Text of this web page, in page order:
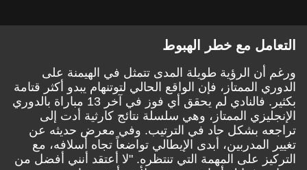
التعامل مع خطر الهبوط
ورغم أن الرؤية طويلة المدى تتمثل في الهيمنة على
الدوري الممتاز، فإن الواقع الحالي لتوتنهام يبدو أكثر قتامة
بكثير. فالنادي لم يحقق أي فوز في آخر 13 مباراة بالدوري
الإنجليزي الممتاز، وهي سلسلة نتائج كارثية أدت إلى
تراجعه بشكل حاد في الترتيب. وفي معرض حديثه عن
تغيير المدربين، أبدى الإيطالي تواضعاً تجاه أسلافه، مع
التركيز على المهمة التي تنتظره. "لا أعتقد أنني أفضل من